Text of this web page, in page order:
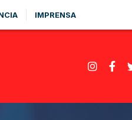
IMPRENSA